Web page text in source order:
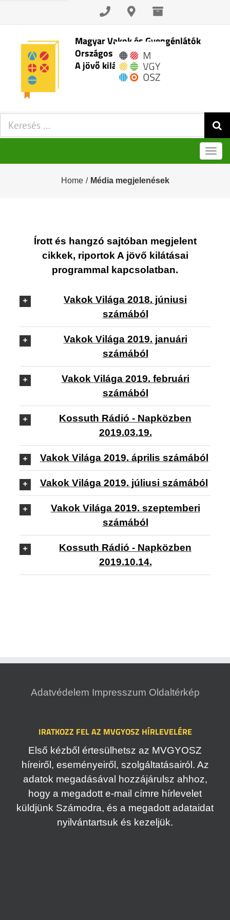
Skip
content
Magyar Vakok és Gyengénlátók
Országos Szövetsége
A jövő kilátásai
Keresés:
Home / Média megjelenések
Írott és hangzó sajtóban megjelent
cikkek, riportok A jövő kilátásai
programmal kapcsolatban.
Vakok Világa 2018. júniusi
számából
Vakok Világa 2019. januári
számából
Vakok Világa 2019. februári
számából
Kossuth Rádió - Napközben
2019.03.19.
Vakok Világa 2019. április számából
Vakok Világa 2019. júliusi számából
Vakok Világa 2019. szeptemberi
számából
Kossuth Rádió - Napközben
2019.10.14.
Adatvédelem Impresszum Oldaltérkép
IRATKOZZ FEL AZ MVGYOSZ HÍRLEVELÉRE
Első kézből értesülhetsz az MVGYOSZ
híreiről, eseményeiről, szolgáltatásairól. Az
adatok megadásával hozzájárulsz ahhoz,
hogy a megadott e-mail címre hírlevelet
küldjünk Számodra, és a megadott adataidat
nyilvántartsuk és kezeljük.